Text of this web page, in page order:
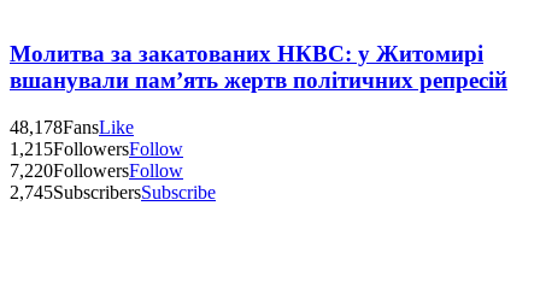
Молитва за закатованих НКВС: у Житомирі
вшанували пам’ять жертв політичних репресій
48,178FansLike
1,215FollowersFollow
7,220FollowersFollow
2,745SubscribersSubscribe